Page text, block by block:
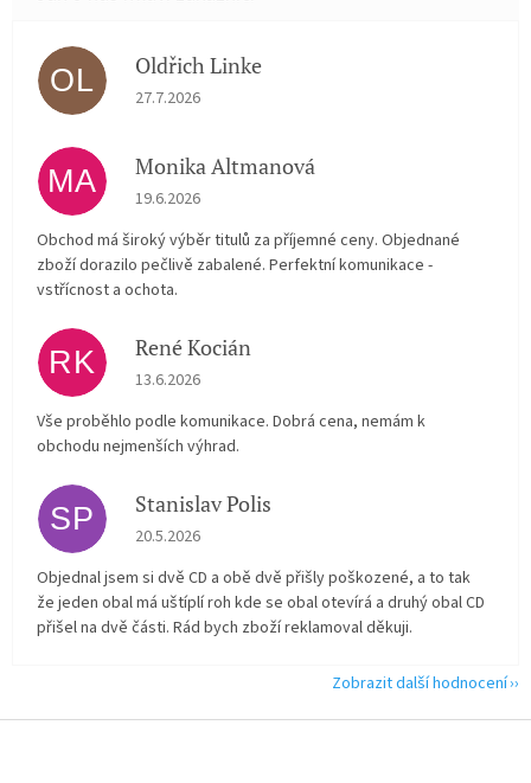
OL Oldřich Linke
Hodnocení obchodu je 5 z 5 hvězdiček.
27.7.2026
MA Monika Altmanová
Hodnocení obchodu je 5 z 5 hvězdiček.
19.6.2026
Obchod má široký výběr titulů za příjemné ceny. Objednané
zboží dorazilo pečlivě zabalené. Perfektní komunikace -
vstřícnost a ochota.
RK René Kocián
Hodnocení obchodu je 5 z 5 hvězdiček.
13.6.2026
Vše proběhlo podle komunikace. Dobrá cena, nemám k
obchodu nejmenších výhrad.
SP Stanislav Polis
Hodnocení obchodu je 2 z 5 hvězdiček.
20.5.2026
Objednal jsem si dvě CD a obě dvě přišly poškozené, a to tak
že jeden obal má uštíplí roh kde se obal otevírá a druhý obal CD
přišel na dvě části. Rád bych zboží reklamoval děkuji.
Zobrazit další hodnocení
Z